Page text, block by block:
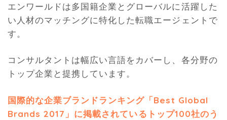
エンワールドは多国籍企業とグローバルに活躍した
い人材のマッチングに特化した転職エージェントで
す。
コンサルタントは幅広い言語をカバーし、各分野の
トップ企業と提携しています。
国際的な企業ブランドランキング「Best Global
Brands 2017」に掲載されているトップ100社のう